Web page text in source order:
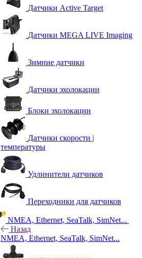
Датчики Active Target
Датчики MEGA LIVE Imaging
Зимние датчики
Датчики эхолокации
Блоки эхолокации
Датчики скорости |
температуры
Удлинители датчиков
Переходники для датчиков
NMEA, Ethernet, SeaTalk, SimNet...
Назад
NMEA, Ethernet, SeaTalk, SimNet...